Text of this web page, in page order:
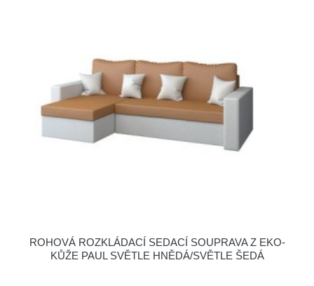
ROHOVÁ ROZKLÁDACÍ SEDACÍ SOUPRAVA Z EKO-
KŮŽE PAUL SVĚTLE HNĚDÁ/SVĚTLE ŠEDÁ